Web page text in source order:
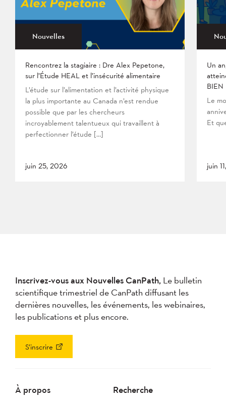
Nouvelles
Rencontrez la stagiaire : Dre Alex Pepetone,
sur l’Étude HEAL et l’insécurité alimentaire
L’étude sur l’alimentation et l’activité physique
la plus importante au Canada n’est rendue
possible que par les chercheurs
incroyablement talentueux qui travaillent à
perfectionner l’étude […]
juin 25, 2026
Un
BIEN
Le
Et
juin
Inscrivez-vous aux Nouvelles CanPath, Le bulletin
scientifique trimestriel de CanPath diffusant les
dernières nouvelles, les événements, les webinaires,
les publications et plus encore.
S’inscrire
À propos Recherche